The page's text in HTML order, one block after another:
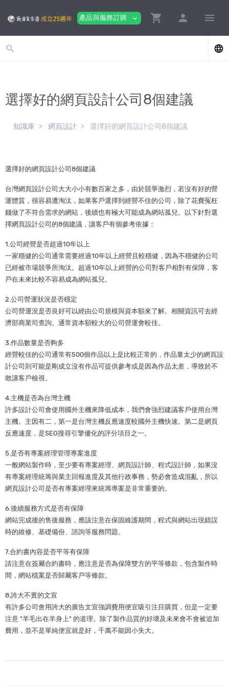
產品與服務訂購 expand_more shopping_cart person menu
search language
選擇好的網頁設計公司8個建議
知識庫 網頁設計 選擇好的網頁設計公司8個建議
選擇好的網頁設計公司8個建議
台灣網頁設計公司大大小小有數百家之多，由於競爭激烈，若沒有好的營
運體質，很容易遭淘汰，如果客戶選擇到經營不佳的公司，除了花費冤枉
錢做了不符合需求的網站，後續也有極大可能成為網站孤兒。以下針對選
擇網頁設計公司的8個建議，讓客戶有個參考依據：
1.公司經營是否超過10年以上
一家穩健的公司通常需要經過10年以上經營且較穩健，因為不穩健的公司
已經被市場競爭所淘汰。超過10年以上經營的公司對客戶相對有保障，客
戶在未來比較不容易成為網站孤兒。
2.公司營運狀況是否穩定
公司營運況是否良好可以經由公司規模與資本額來了解。相關資訊可去經
濟部商業司查詢。通常資本額較大的公司營運會較佳。
3.作品數量是否夠多
經營較佳的公司通常有500個作品以上是比較正常的，作品量太少的網頁設
計公司則可能是剛成立沒有作品可提供參考或是因為作品太差，導致於不
敢讓客戶檢視。
4.主機是否為台灣主機
許多設計公司會使用國外主機來降低成本，我們會強烈建議客戶使用台灣
主機。主因有二，第一是台灣主機反應速度較國外主機快速。第二是網頁
反應速度，是SEO搜尋引擎優化的評分項目之一。
5.是否有專案經理管理專案進度
一般網站製作時，至少要有專案經理、網頁設計師、程式設計師，如果沒
有專案經理統籌與業主回報進度及其他行政事務，勢必會造成混亂，所以
網頁設計公司是否有專案經理來統籌專案是非常重要的。
6.後續服務方式是否有保障
網站完成後的售後服務，應該注意在保固維護期間，程式與網站出現錯誤
時的維修、基礎備份、諮詢等服務問題。
7.合約書內容是否平等有保障
請注意在簽屬合約書時，應注意是否為保障雙方的平等條款，包含製作時
間，網站檔案是否歸屬客戶等條款。
8.誇大不實的文宣
有許多公司會用誇大的廣告文宣強調費用便宜吸引注目購買，但是一定要
注意 "羊毛出在羊身上" 的道理。除了製作品質的好壞及未來會不會被追加
費用，並不是單純便宜就是好，千萬不能因小失大。